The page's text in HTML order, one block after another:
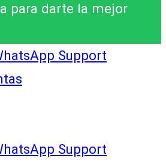
para darte la mejor